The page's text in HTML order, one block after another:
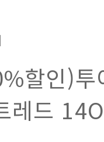
할인)
레드